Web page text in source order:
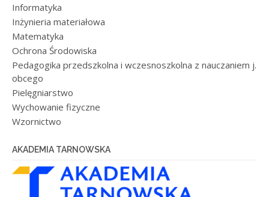
Informatyka
Inżynieria materiałowa
Matematyka
Ochrona Środowiska
Pedagogika przedszkolna i wczesnoszkolna z nauczaniem j.
obcego
Pielęgniarstwo
Wychowanie fizyczne
Wzornictwo
AKADEMIA TARNOWSKA